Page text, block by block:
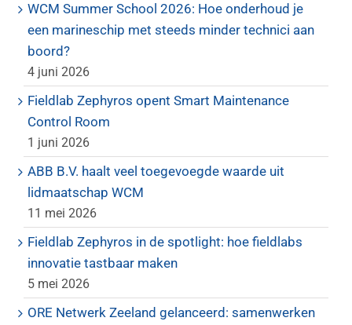
WCM Summer School 2026: Hoe onderhoud je
een marineschip met steeds minder technici aan
boord?
4 juni 2026
Fieldlab Zephyros opent Smart Maintenance
Control Room
1 juni 2026
ABB B.V. haalt veel toegevoegde waarde uit
lidmaatschap WCM
11 mei 2026
Fieldlab Zephyros in de spotlight: hoe fieldlabs
innovatie tastbaar maken
5 mei 2026
ORE Netwerk Zeeland gelanceerd: samenwerken